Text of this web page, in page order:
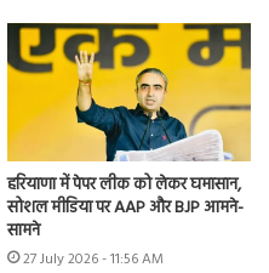
हरियाणा में पेपर लीक को लेकर घमासान,
सोशल मीडिया पर AAP और BJP आमने-
सामने
27 July 2026 - 11:56 AM